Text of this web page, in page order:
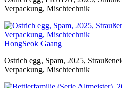
Verpackung, Mischtechnik
HongSeok Gaang
Ostrich egg, Spam, 2025,
Verpackung, Mischtechnik